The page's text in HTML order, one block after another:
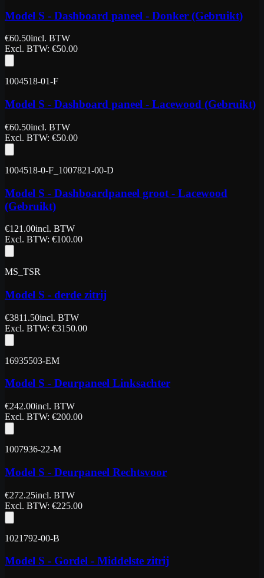
Model S - Dashboard paneel - Donker (Gebruikt)
€60.50incl. BTW
Excl. BTW: €50.00
1004518-01-F
Model S - Dashboard paneel - Lacewood (Gebruikt)
€60.50incl. BTW
Excl. BTW: €50.00
1004518-0-F_1007821-00-D
Model S - Dashboardpaneel groot - Lacewood
(Gebruikt)
€121.00incl. BTW
Excl. BTW: €100.00
MS_TSR
Model S - derde zitrij
€3811.50incl. BTW
Excl. BTW: €3150.00
16935503-EM
Model S - Deurpaneel Linksachter
€242.00incl. BTW
Excl. BTW: €200.00
1007936-22-M
Model S - Deurpaneel Rechtsvoor
€272.25incl. BTW
Excl. BTW: €225.00
1021792-00-B
Model S - Gordel - Middelste zitrij